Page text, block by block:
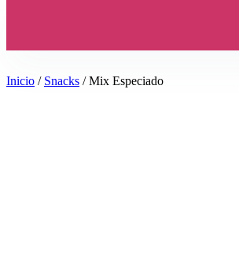
Inicio / Snacks / Mix Especiado